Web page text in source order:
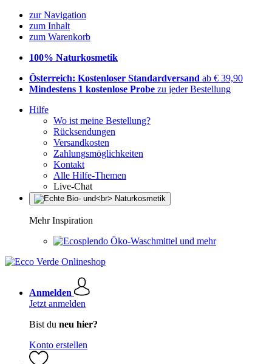
zur Navigation
zum Inhalt
zum Warenkorb
100% Naturkosmetik
Österreich: Kostenloser Standardversand ab € 39,90
Mindestens 1 kostenlose Probe zu jeder Bestellung
Hilfe
Wo ist meine Bestellung?
Rücksendungen
Versandkosten
Zahlungsmöglichkeiten
Kontakt
Alle Hilfe-Themen
Live-Chat
Mehr Inspiration
Öko-Waschmittel und mehr
Anmelden
Jetzt anmelden
Bist du neu hier?
Konto erstellen